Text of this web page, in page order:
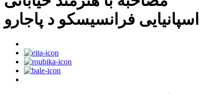
اسپانیایی فرانسیسکو د پاجارو